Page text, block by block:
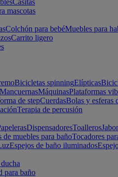
Casitas
mascotas
Colchón para bebéMuebles para
Carrito ligero
Bicicletas spinningElípticas
MancuernasMáquinasPlataformas
de stepCuerdasBolas y esferas
Terapia de percusión
DispensadoresToalleros
de muebles para bañoTocadores
Espejos de baño iluminados
para baño